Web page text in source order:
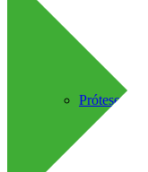
Próteses